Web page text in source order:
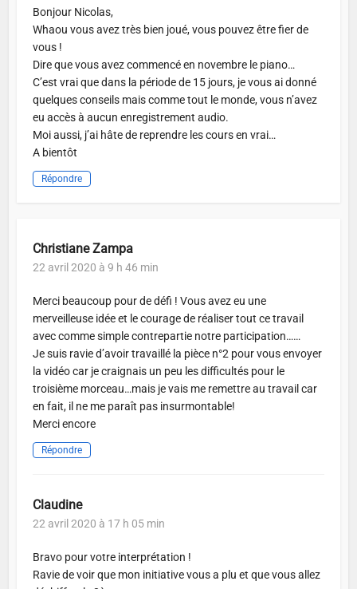
Bonjour Nicolas,
Whaou vous avez très bien joué, vous pouvez être fier de
vous !
Dire que vous avez commencé en novembre le piano…
C’est vrai que dans la période de 15 jours, je vous ai donné
quelques conseils mais comme tout le monde, vous n’avez
eu accès à aucun enregistrement audio.
Moi aussi, j’ai hâte de reprendre les cours en vrai…
A bientôt
Répondre
Christiane Zampa
22 avril 2020 à 9 h 46 min
Merci beaucoup pour de défi ! Vous avez eu une
merveilleuse idée et le courage de réaliser tout ce travail
avec comme simple contrepartie notre participation……
Je suis ravie d’avoir travaillé la pièce n°2 pour vous envoyer
la vidéo car je craignais un peu les difficultés pour le
troisième morceau…mais je vais me remettre au travail car
en fait, il ne me paraît pas insurmontable!
Merci encore
Répondre
Claudine
22 avril 2020 à 17 h 05 min
Bravo pour votre interprétation !
Ravie de voir que mon initiative vous a plu et que vous allez